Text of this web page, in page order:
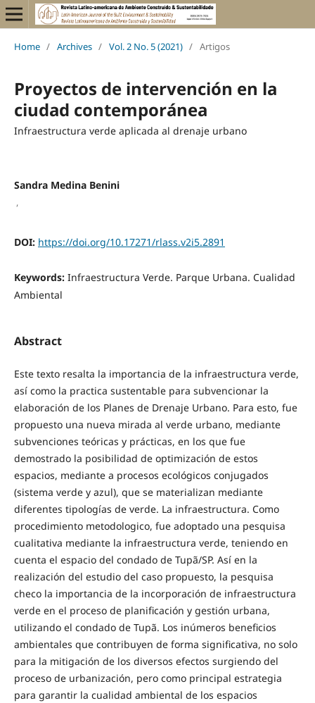
Home / Archives / Vol. 2 No. 5 (2021) / Artigos
Proyectos de intervención en la
ciudad contemporánea
Infraestructura verde aplicada al drenaje urbano
Sandra Medina Benini
,
DOI: https://doi.org/10.17271/rlass.v2i5.2891
Keywords: Infraestructura Verde. Parque Urbana. Cualidad
Ambiental
Abstract
Este texto resalta la importancia de la infraestructura verde,
así como la practica sustentable para subvencionar la
elaboración de los Planes de Drenaje Urbano. Para esto, fue
propuesto una nueva mirada al verde urbano, mediante
subvenciones teóricas y prácticas, en los que fue
demostrado la posibilidad de optimización de estos
espacios, mediante a procesos ecológicos conjugados
(sistema verde y azul), que se materializan mediante
diferentes tipologías de verde. La infraestructura. Como
procedimiento metodologico, fue adoptado una pesquisa
cualitativa mediante la infraestructura verde, teniendo en
cuenta el espacio del condado de Tupã/SP. Así en la
realización del estudio del caso propuesto, la pesquisa
checo la importancia de la incorporación de infraestructura
verde en el proceso de planificación y gestión urbana,
utilizando el condado de Tupã. Los inúmeros beneficios
ambientales que contribuyen de forma significativa, no solo
para la mitigación de los diversos efectos surgiendo del
proceso de urbanización, pero como principal estrategia
para garantir la cualidad ambiental de los espacios